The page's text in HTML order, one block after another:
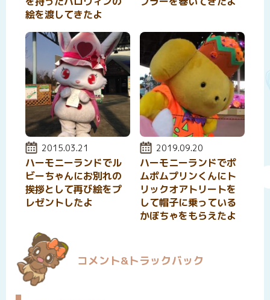
絵を渡してきたよ
投稿日:
2015.03.21
ハーモニーランドでル
ビーちゃんにお別れの
挨拶として再び絵をプ
レゼントしたよ
投稿日:
2019.09.20
ハーモニーランドでポ
ムポムプリンくんにト
リックオアトリートを
して帽子に乗っている
かぼちゃをもらえたよ
コメント&トラックバック